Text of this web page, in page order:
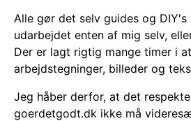
Alle gør det selv guides og DIY's
udarbejdet enten af mig selv,
Der er lagt rigtig mange timer i
arbejdstegninger, billeder og
Jeg håber derfor, at det
goerdetgodt.dk ikke må